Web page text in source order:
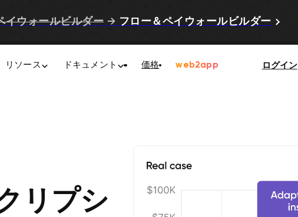
イウォールビルダー → フロー＆ペイウォールビルダー
リソース ドキュメント 価格 web2app ログイン
リプシ